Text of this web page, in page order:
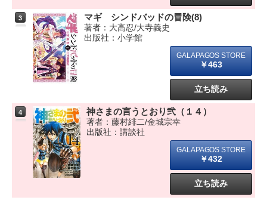
3 マギ シンドバッドの冒険(8)
著者：大高忍/大寺義史
出版社：小学館
￥463
立ち読み
4 神さまの言うとおり弐（１４）
著者：藤村緋二/金城宗幸
出版社：講談社
￥432
立ち読み